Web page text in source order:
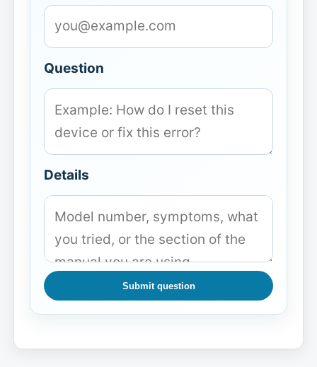
Question
Details
Submit question